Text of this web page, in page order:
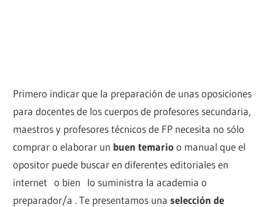
Primero indicar que la preparación de unas oposiciones
para docentes de los cuerpos de profesores secundaria,
maestros y profesores técnicos de FP necesita no sólo
comprar o elaborar un buen temarioo manual que el
opositor puede buscar en diferentes editoriales en
internet o bien lo suministra la academia o
preparador/a . Te presentamos una selección de